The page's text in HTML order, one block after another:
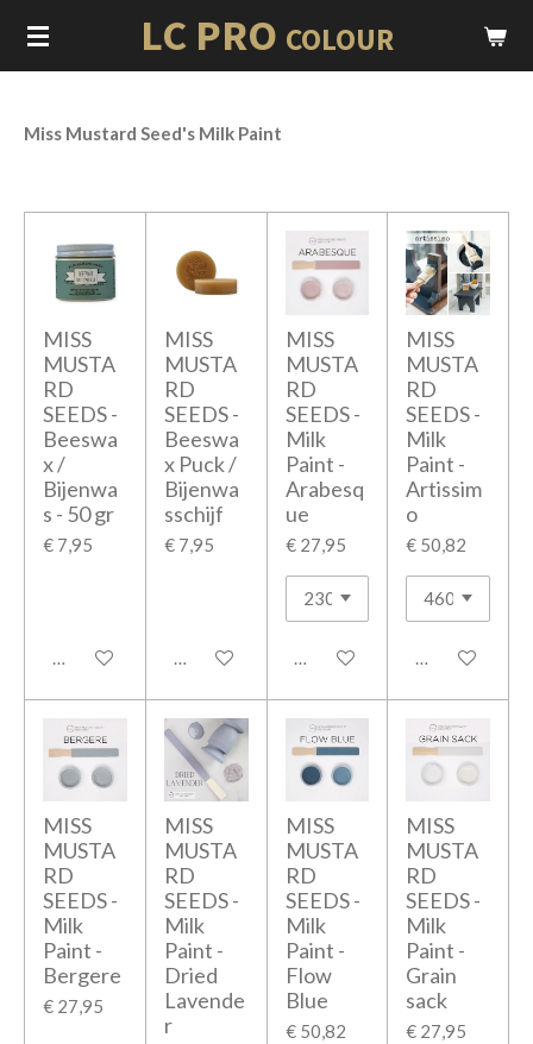
Ga
direct
hoofdinhoud
LC PRO COLOUR
Miss Mustard Seed's Milk Paint
MISS
MUSTA
RD
SEEDS -
Beeswa
x /
Bijenwa
s - 50 gr
€ 7,95
In winkelwagen
MISS
MUSTA
RD
SEEDS -
Beeswa
x Puck /
Bijenwa
sschijf
€ 7,95
In winkelwagen
MISS
MUSTA
RD
SEEDS -
Milk
Paint -
Arabesq
ue
€ 27,95
In winkelwagen
MISS
MUSTA
RD
SEEDS -
Milk
Paint -
Artissim
o
€ 50,82
In
MISS
MUSTA
RD
SEEDS -
Milk
Paint -
Bergere
€ 27,95
MISS
MUSTA
RD
SEEDS -
Milk
Paint -
Dried
Lavende
r
MISS
MUSTA
RD
SEEDS -
Milk
Paint -
Flow
Blue
€ 50,82
MISS
MUSTA
RD
SEEDS -
Milk
Paint -
Grain
sack
€ 27,95